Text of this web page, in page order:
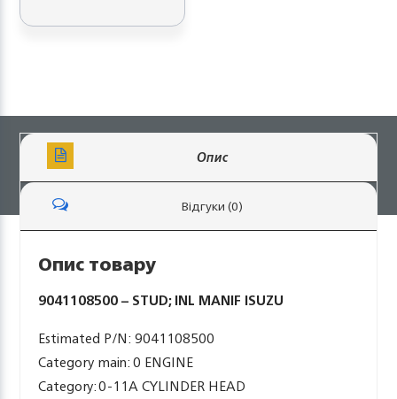
Опис
Відгуки (0)
Опис товару
9041108500 – STUD; INL MANIF ISUZU
Estimated P/N: 9041108500
Category main: 0 ENGINE
Category: 0-11A CYLINDER HEAD